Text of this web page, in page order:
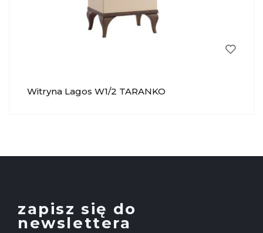
Witryna Lagos W1/2 TARANKO
zapisz się do
newslettera